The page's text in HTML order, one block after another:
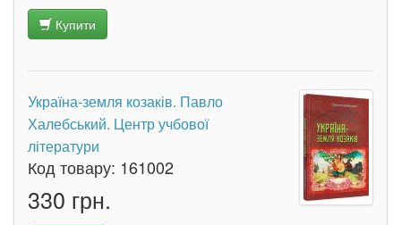
Купити
Україна-земля козаків. Павло
Халебський. Центр учбової
літератури
Код товару: 161002
330 грн.